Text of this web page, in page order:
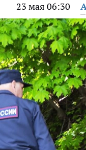
23 мая 06:30